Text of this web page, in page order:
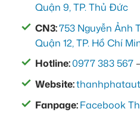
Quận 9, TP. Thủ Đức
CN3:753 Nguyễn Ảnh
Quận 12, TP. Hồ Chí
Hotline:0977 383 567 –
Website:
Fanpage:Facebook